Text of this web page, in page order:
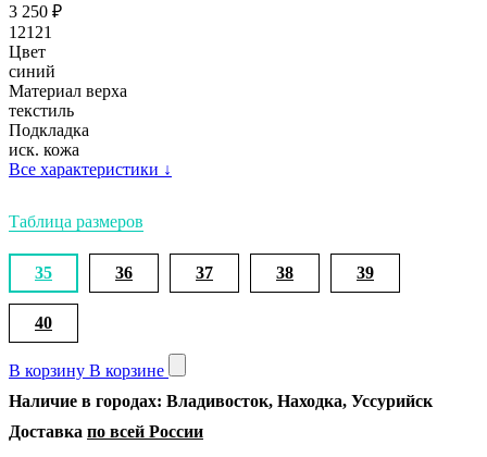
3 250 ₽
12121
Цвет
синий
Материал верха
текстиль
Подкладка
иск. кожа
Все характеристики ↓
Таблица размеров
35 36 37 38 39
40
В корзину В корзине
Наличие в городах: Владивосток, Находка, Уссурийск
Доставка по всей России